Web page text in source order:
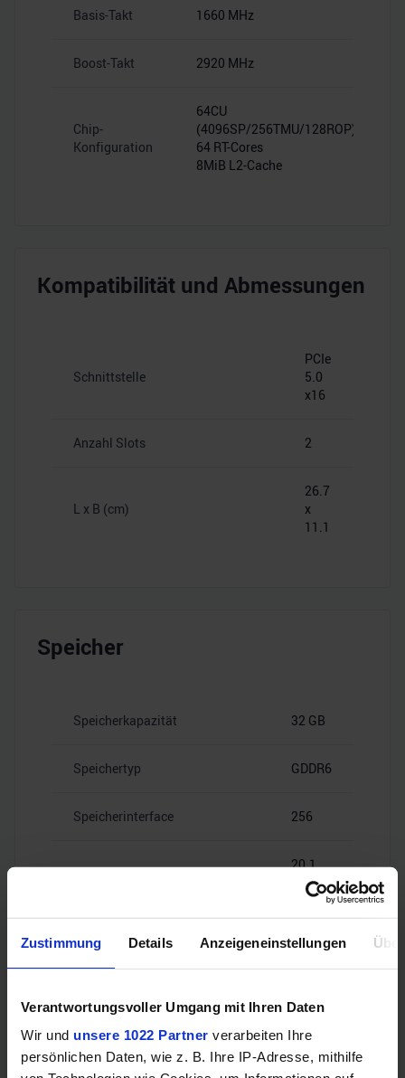
Zustimmung Details Anzeigeneinstellungen
Verantwortungsvoller Umgang mit Ihren Daten
Wir und unsere 1022 Partner verarbeiten Ihre
persönlichen Daten, wie z. B. Ihre IP-Adresse, mithilfe
Basis-Takt 1660 MHz
Boost-Takt 2920 MHz
Chip-
Konfiguration
64CU
(4096SP/256TMU/128ROP)
64 RT-Cores
8MiB L2-Cache
Kompatibilität und Abmessungen
Schnittstelle
PCIe
5.0
x16
Anzahl Slots 2
L x B (cm)
26.7
x
11.1
Speicher
Speicherkapazität 32 GB
Speichertyp GDDR6
Speicherinterface 256
Speicherbandbreite
20.1
Gbps
Videoanschlüsse